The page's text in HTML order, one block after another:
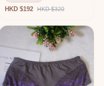
HKD $192 HKD $320